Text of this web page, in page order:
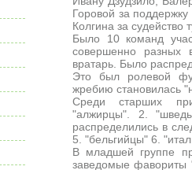
Горовой за
Колгина за судейство
Было 10 команд
совершенно разных
вратарь. Было
Это был ролевой
жребию становилась
Среди старших
"алжирцы". 2.
распределились в
5. "бельгийцы" 6.
В младшей группе
заведомые фавориты